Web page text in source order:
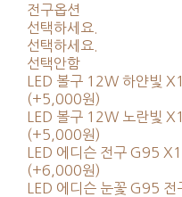
전구옵션
선택하세요.
선택하세요.
선택안함
LED 볼구 12W 하얀빛 X1
(+5,000원)
LED 볼구 12W 노란빛 X1
(+5,000원)
LED 에디슨 전구 G95 X1
(+6,000원)
LED 에디슨 눈꽃 G95 전